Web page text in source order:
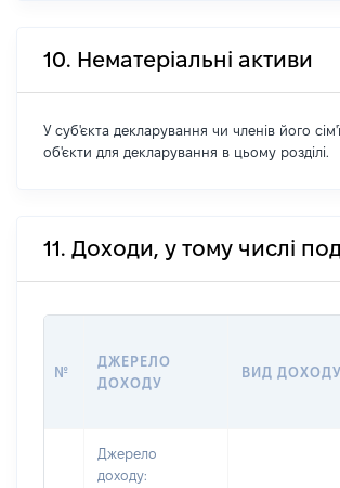
10. Нематеріальні активи
У суб'єкта декларування чи членів його сім'ї
об'єкти для декларування в цьому розділі.
11. Доходи, у тому числі
№
ДЖЕРЕЛО
ДОХОДУ
ВИД ДОХОДУ
Джерело
доходу: